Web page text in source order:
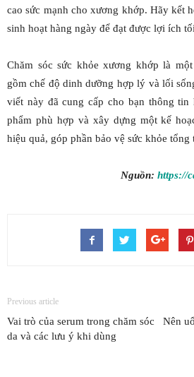
cao sức mạnh cho xương khớp. Hãy kết
sinh hoạt hàng ngày để đạt được lợi ích
Chăm sóc sức khỏe xương khớp là
gồm chế độ dinh dưỡng hợp lý và lối
viết này đã cung cấp cho bạn thông
phẩm phù hợp và xây dựng một kế
hiệu quả, góp phần bảo vệ sức khỏe tổng
Nguồn: https://
Previous article
Vai trò của serum trong chăm sóc
da và các lưu ý khi dùng
Nên